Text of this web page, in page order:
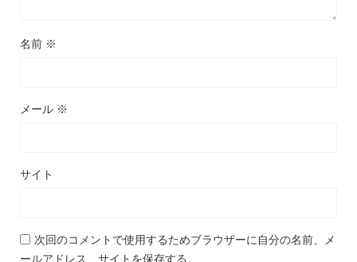
名前 ※
メール ※
サイト
次回のコメントで使用するためブラウザーに自分の名前、メ
ールアドレス、サイトを保存する。